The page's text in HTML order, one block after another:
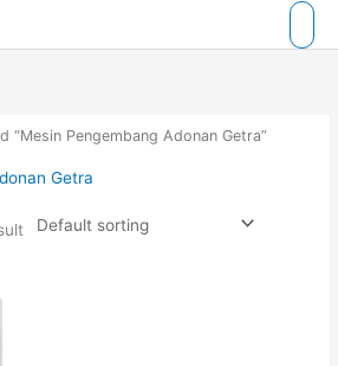
“Mesin Pengembang Adonan Getra”
Getra